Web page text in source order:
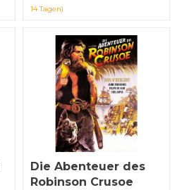
14 Tagen)
Die Abenteuer des
Robinson Crusoe